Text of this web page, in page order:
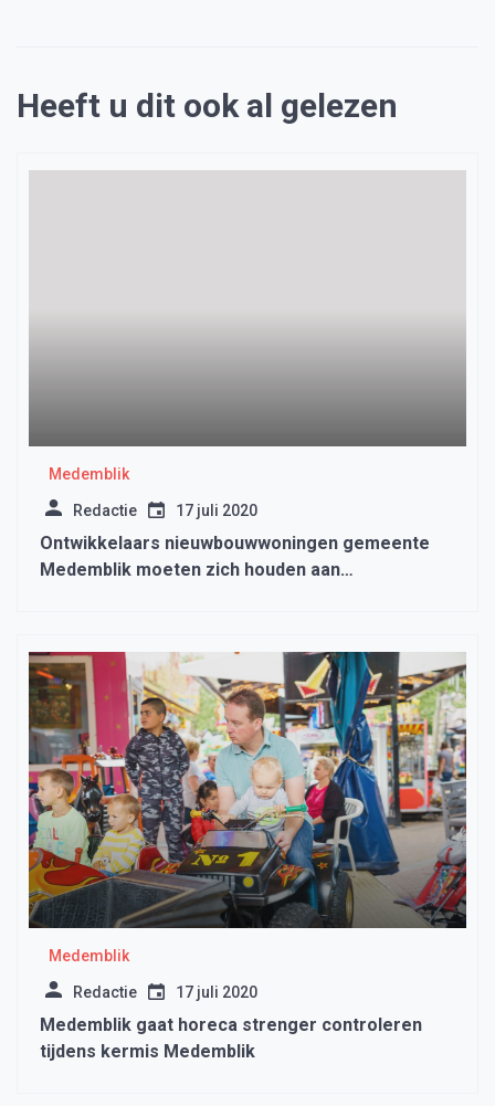
Heeft u dit ook al gelezen
Medemblik
Redactie 17 juli 2020
Ontwikkelaars nieuwbouwwoningen gemeente
Medemblik moeten zich houden aan
Medemblik
Redactie 17 juli 2020
Medemblik gaat horeca strenger controleren
tijdens kermis Medemblik